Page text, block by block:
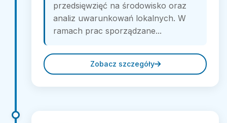
przedsięwzięć na środowisko oraz
analiz uwarunkowań lokalnych. W
ramach prac sporządzane...
Zobacz szczegóły